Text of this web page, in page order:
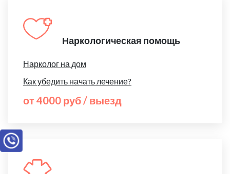
Наркологическая помощь
Нарколог на дом
Как убедить начать лечение?
от 4000 руб / выезд